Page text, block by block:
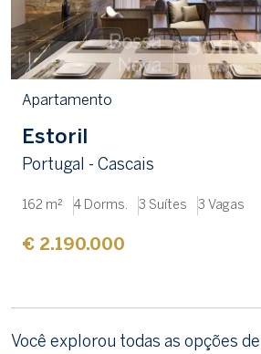
Apartamento
Estoril
Portugal - Cascais
162 m² 4 Dorms. 3 Suítes 3 Vagas
€ 2.190.000
Você explorou todas as opções